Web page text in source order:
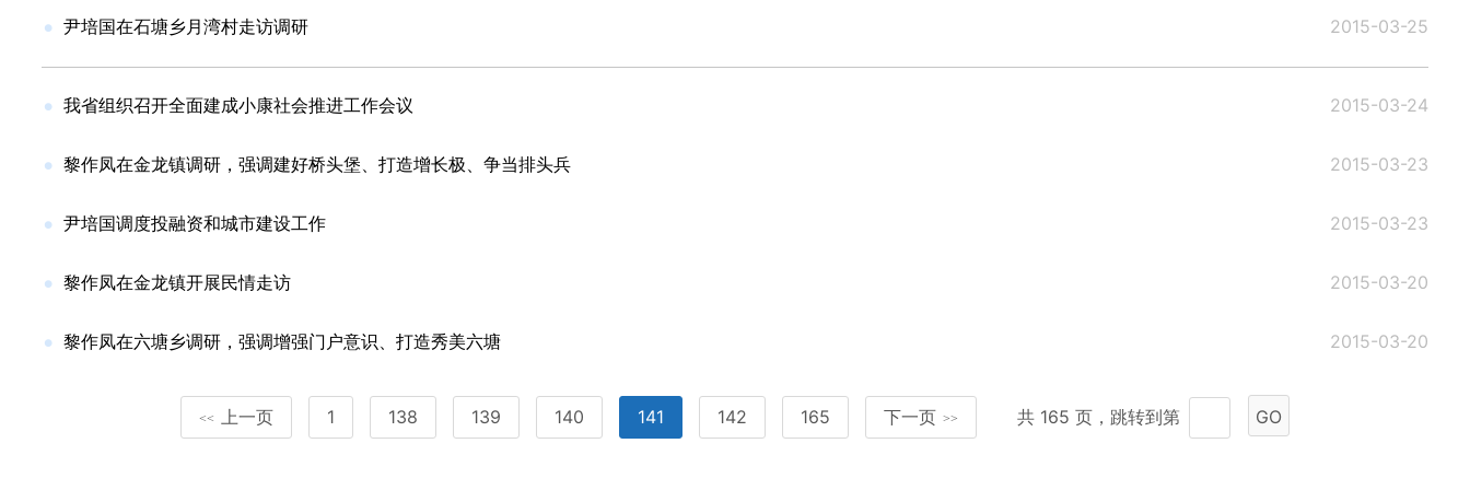
尹培国在石塘乡月湾村走访调研 2015-03-25
我省组织召开全面建成小康社会推进工作会议 2015-03-24
黎作凤在金龙镇调研，强调建好桥头堡、打造增长极、争当排头兵 2015-03-23
尹培国调度投融资和城市建设工作 2015-03-23
黎作凤在金龙镇开展民情走访 2015-03-20
黎作凤在六塘乡调研，强调增强门户意识、打造秀美六塘 2015-03-20
<< 上一页 1 138 139 140 141 142 165 下一页 >> 共 165 页，跳转到第 GO